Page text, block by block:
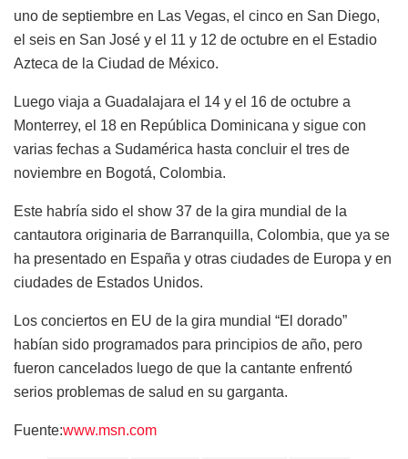
uno de septiembre en Las Vegas, el cinco en San Diego,
el seis en San José y el 11 y 12 de octubre en el Estadio
Azteca de la Ciudad de México.
Luego viaja a Guadalajara el 14 y el 16 de octubre a
Monterrey, el 18 en República Dominicana y sigue con
varias fechas a Sudamérica hasta concluir el tres de
noviembre en Bogotá, Colombia.
Este habría sido el show 37 de la gira mundial de la
cantautora originaria de Barranquilla, Colombia, que ya se
ha presentado en España y otras ciudades de Europa y en
ciudades de Estados Unidos.
Los conciertos en EU de la gira mundial “El dorado”
habían sido programados para principios de año, pero
fueron cancelados luego de que la cantante enfrentó
serios problemas de salud en su garganta.
Fuente:www.msn.com